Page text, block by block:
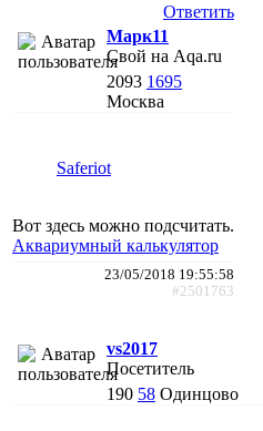
Ответить
Марк11
Свой на Aqa.ru
2093 1695
Москва
Saferiot
Вот здесь можно подсчитать.
Аквариумный калькулятор
23/05/2018 19:55:58
#2501763
vs2017
Посетитель
190 58 Одинцово